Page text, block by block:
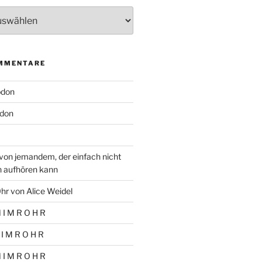
jemandem, der einfach nicht
aufhören kann
von Alice Weidel
I M R O H R
M R O H R
I M R O H R